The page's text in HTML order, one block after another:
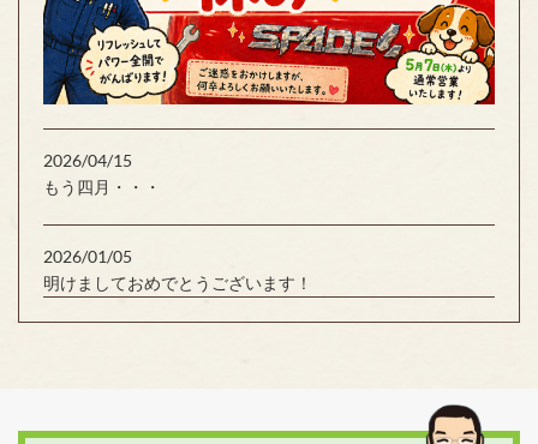
2026/04/15
もう四月・・・
2026/01/05
明けましておめでとうございます！